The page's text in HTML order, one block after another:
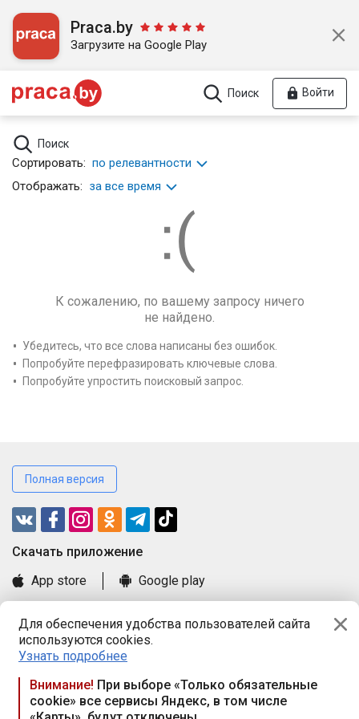
Для обеспечения удобства пользователей сайта
используются cookies.
Узнать подробнее
Внимание! При выборе «Только обязательные
cookie» все сервисы Яндекс, в том числе
Praca.by
Загрузите на Google Play
Поиск Войти
Поиск
Сортировать: по релевантности
Отображать: за все время
К сожалению, по вашему запросу ничего
не найдено.
Убедитесь, что все слова написаны без ошибок.
Попробуйте перефразировать ключевые слова.
Попробуйте упростить поисковый запрос.
Полная версия
Cкачать приложение
App store
Google play
Книга замечаний и предложений
Правила и документы
Praca.by © 2000—2026, ООО «ПРАЦА БАЙ»
Республика Беларусь, 220114, г. Минск, пр-т Независимости
117а, пом. № 9.